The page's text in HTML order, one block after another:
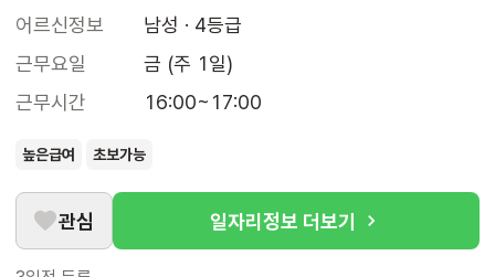
어르신정보
남성 · 4등급
근무요일
금 (주 1일)
근무시간
16:00~17:00
높은급여 초보가능
관심 일자리정보 더보기